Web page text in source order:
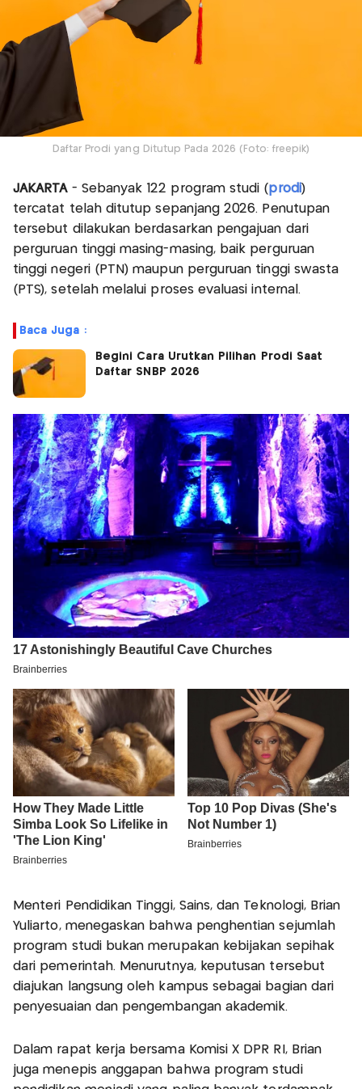
Daftar Prodi yang Ditutup Pada 2026 (Foto: freepik)
JAKARTA- Sebanyak 122 program studi (prodi)
tercatat telah ditutup sepanjang 2026. Penutupan
tersebut dilakukan berdasarkan pengajuan dari
perguruan tinggi masing-masing, baik perguruan
tinggi negeri (PTN) maupun perguruan tinggi swasta
(PTS), setelah melalui proses evaluasi internal.
Baca Juga :
Begini Cara Urutkan Pilihan Prodi Saat
Daftar SNBP 2026
Menteri Pendidikan Tinggi, Sains, dan Teknologi, Brian
Yuliarto, menegaskan bahwa penghentian sejumlah
program studi bukan merupakan kebijakan sepihak
dari pemerintah. Menurutnya, keputusan tersebut
diajukan langsung oleh kampus sebagai bagian dari
penyesuaian dan pengembangan akademik.
Dalam rapat kerja bersama Komisi X DPR RI, Brian
juga menepis anggapan bahwa program studi